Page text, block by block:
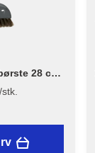
28 cm,